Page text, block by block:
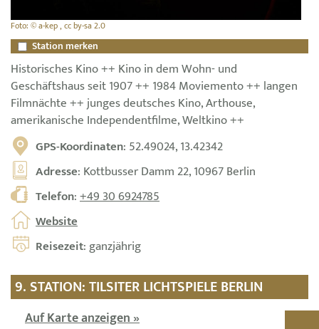
Foto: © a-kep , cc by-sa 2.0
Station merken
Historisches Kino ++ Kino in dem Wohn- und
Geschäftshaus seit 1907 ++ 1984 Moviemento ++ langen
Filmnächte ++ junges deutsches Kino, Arthouse,
amerikanische Independentfilme, Weltkino ++
GPS-Koordinaten: 52.49024, 13.42342
Adresse: Kottbusser Damm 22, 10967 Berlin
Telefon:+49 30 6924785
Website
Reisezeit: ganzjährig
9. STATION: TILSITER LICHTSPIELE BERLIN
Auf Karte anzeigen »